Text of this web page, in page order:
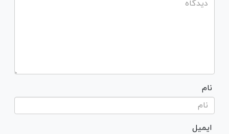
نام
ایمیل